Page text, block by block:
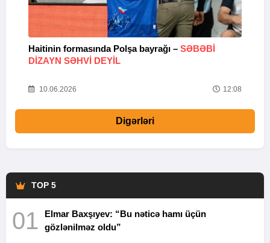
Haitinin formasında Polşa bayrağı – SƏBƏBI
DIZAYN SƏHVI DEYIL
10.06.2026 12:08
Digərləri
TOP 5
01
Elmar Baxşıyev: “Bu nəticə hamı üçün
gözlənilməz oldu”